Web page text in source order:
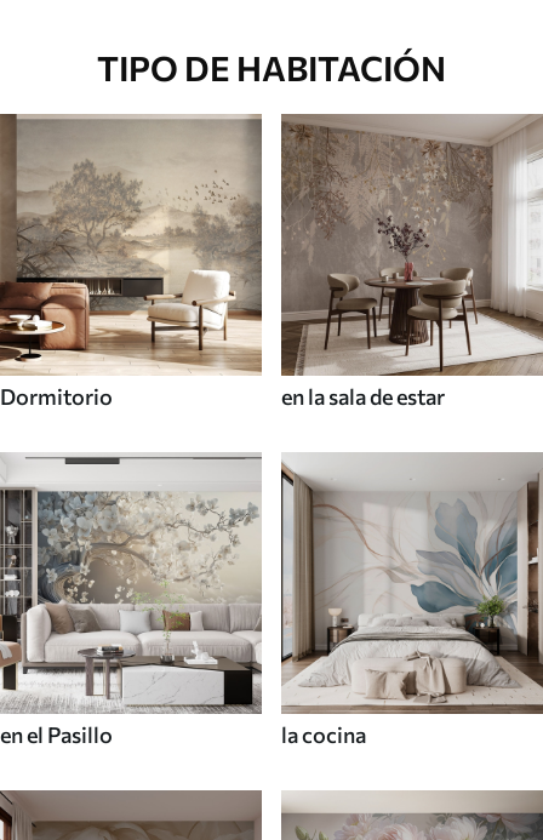
TIPO DE HABITACIÓN
Dormitorio en la sala de estar
en el Pasillo la cocina